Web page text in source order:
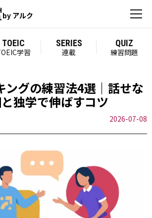
by アルク
TOEIC
学習
SERIES
連載
QUIZ
練習問題
ングの練習法4選｜話せな
独学で伸ばすコツ
2026-07-08